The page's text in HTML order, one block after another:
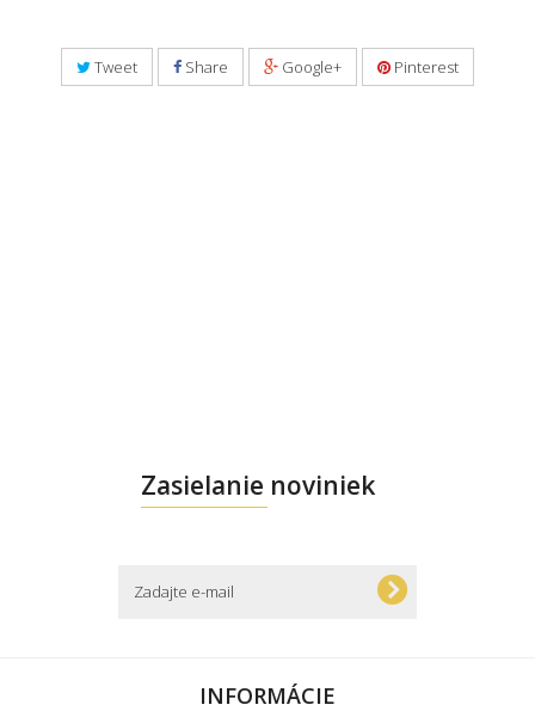
Tweet Share Google+ Pinterest
Zasielanie noviniek
INFORMÁCIE